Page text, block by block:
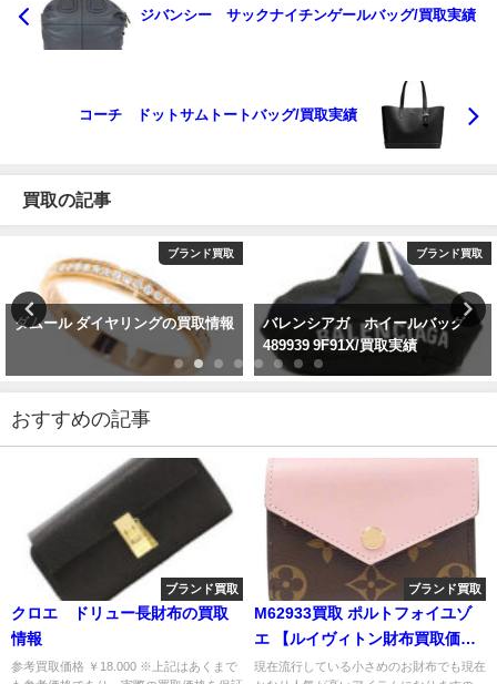
ジバンシー サックナイチンゲールバッグ/買取実績
コーチ ドットサムトートバッグ/買取実績
買取の記事
ブランド買取
ダムール ダイヤリングの買取情報
ブランド買取
バレンシアガ ホイールバッグ
489939 9F91X/買取実績
おすすめの記事
ブランド買取
クロエ ドリュー長財布の買取
情報
参考買取価格 ￥18.000 ※上記はあくまで
ブランド買取
M62933買取 ポルトフォイユゾ
エ 【ルイヴィトン財布買取価
格】
現在流行している小さめのお財布でも現在